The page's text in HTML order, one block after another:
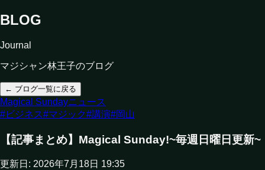
BLOG
Journal
マジシャン林王子のブログ
← ブログ一覧に戻る
Magical Sundayニュース
#ビジネス#マジック#講演#岡山
【記事まとめ】Magical Sunday!~毎週日曜日更新~
更新日: 2026年7月18日 19:35